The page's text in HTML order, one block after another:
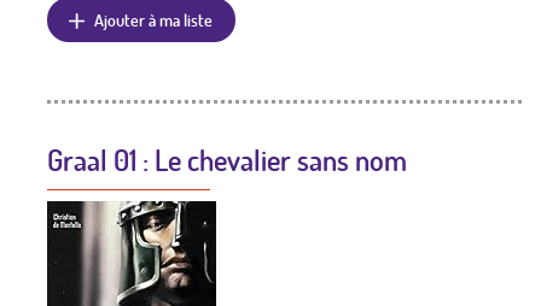
Ajouter à ma liste
Graal 01 : Le chevalier sans nom